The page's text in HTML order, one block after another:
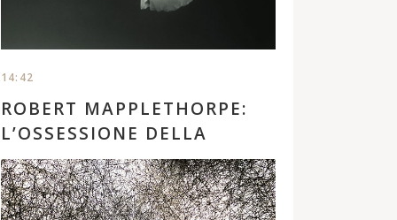
14:42
ROBERT MAPPLETHORPE:
L’OSSESSIONE DELLA
PERFEZIONE, IL RIGORE
DELLA BELLEZZA
Robert Mapplethorpe (1946 –1989) è un fotografo